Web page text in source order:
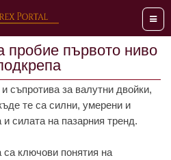
Меню
пробие първото ниво
съпротива за валутни двойки,
те са силни, умерени и
силата на пазарния тренд.
са ключови понятия на